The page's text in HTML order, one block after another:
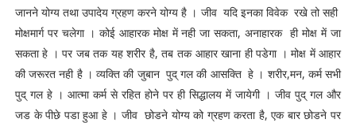
जानने योग्य तथा उपादेय ग्रहण करने योग्य है । जीव यदि इनका विवेक रखे तो सही
मोक्षमार्ग पर चलेगा । कोई आहारक मोक्ष में नही जा सकता, अनाहारक ही मोक्ष में जा
सकता हे । पर जब तक यह शरीर है, तब तक आहार खाना ही पडेगा । मोक्ष में आहार
की जरूरत नही है । व्यक्ति की जुबान पुद् गल की आसक्ति हे । शरीर,मन, कर्म सभी
पुद् गल हे । आत्मा कर्म से रहित होने पर ही सिद्धालय में जायेगी । जीव पुद् गल और
जड के पीछे पडा हुआ हे । जीव छोडने योग्य को ग्रहण करता है, एक बार छोडने पर